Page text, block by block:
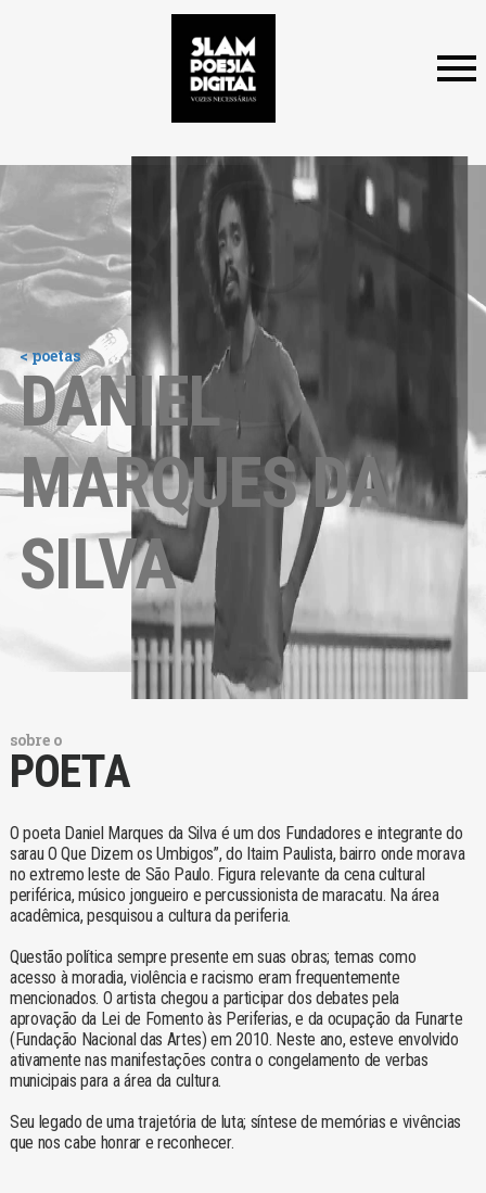
< poetas
DANIEL
MARQUES DA
SILVA
sobre o
POETA
O poeta Daniel Marques da Silva é um dos Fundadores e integrante do
sarau O Que Dizem os Umbigos”, do Itaim Paulista, bairro onde morava
no extremo leste de São Paulo. Figura relevante da cena cultural
periférica, músico jongueiro e percussionista de maracatu. Na área
acadêmica, pesquisou a cultura da periferia.
Questão política sempre presente em suas obras; temas como
acesso à moradia, violência e racismo eram frequentemente
mencionados. O artista chegou a participar dos debates pela
aprovação da Lei de Fomento às Periferias, e da ocupação da Funarte
(Fundação Nacional das Artes) em 2010. Neste ano, esteve envolvido
ativamente nas manifestações contra o congelamento de verbas
municipais para a área da cultura.
Seu legado de uma trajetória de luta; síntese de memórias e vivências
que nos cabe honrar e reconhecer.